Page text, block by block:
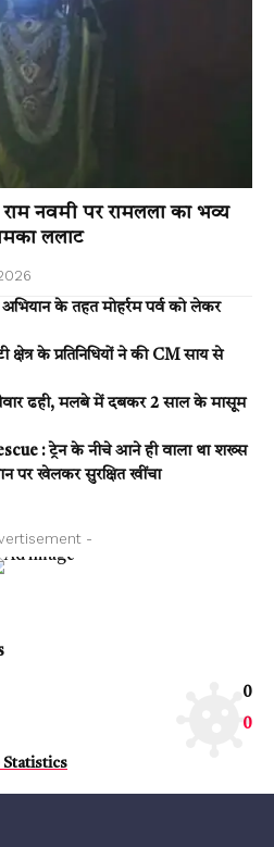
नवमी पर रामलला का भव्य
ललाट
के तहत मोहर्रम पर्व को लेकर
के प्रतिनिधियों ने की CM साय से
ढही, मलबे में दबकर 2 साल के मासूम
: ट्रेन के नीचे आने ही वाला था शख्स
पर खेलकर सुरक्षित खींचा
-
0
0
Statistics